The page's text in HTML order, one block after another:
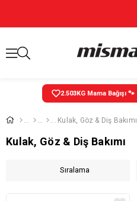
2.503KG Mama Bağışı 🐾
Kulak, Göz & Diş Bakımı
Kulak, Göz & Diş Bakımı
Sıralama